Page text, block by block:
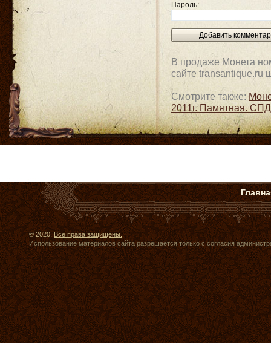
Пароль:
В продаже Монета
сайте transantique.ru
Смотрите также:
2011г. Памятная.
© 2020,Все права защищены.
Использование материалов сайта разрешается только с согласия